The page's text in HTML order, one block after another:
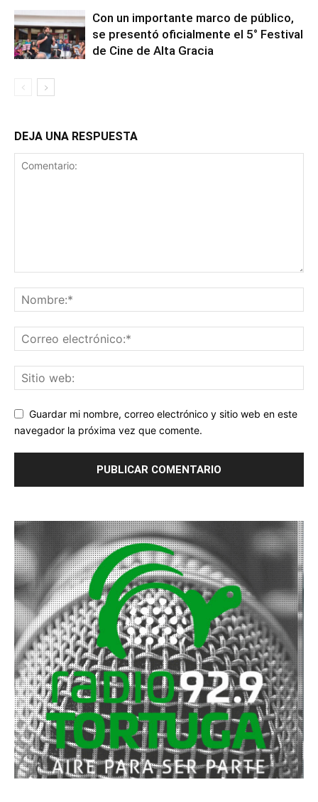
Con un importante marco de público,
se presentó oficialmente el 5° Festival
de Cine de Alta Gracia
DEJA UNA RESPUESTA
Guardar mi nombre, correo electrónico y sitio web en este
navegador la próxima vez que comente.